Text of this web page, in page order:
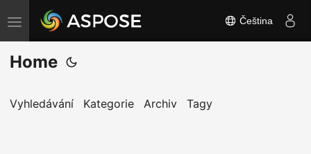
P
ř
e
n
Čeština
Home
Vyhledávání Kategorie Archiv Tagy